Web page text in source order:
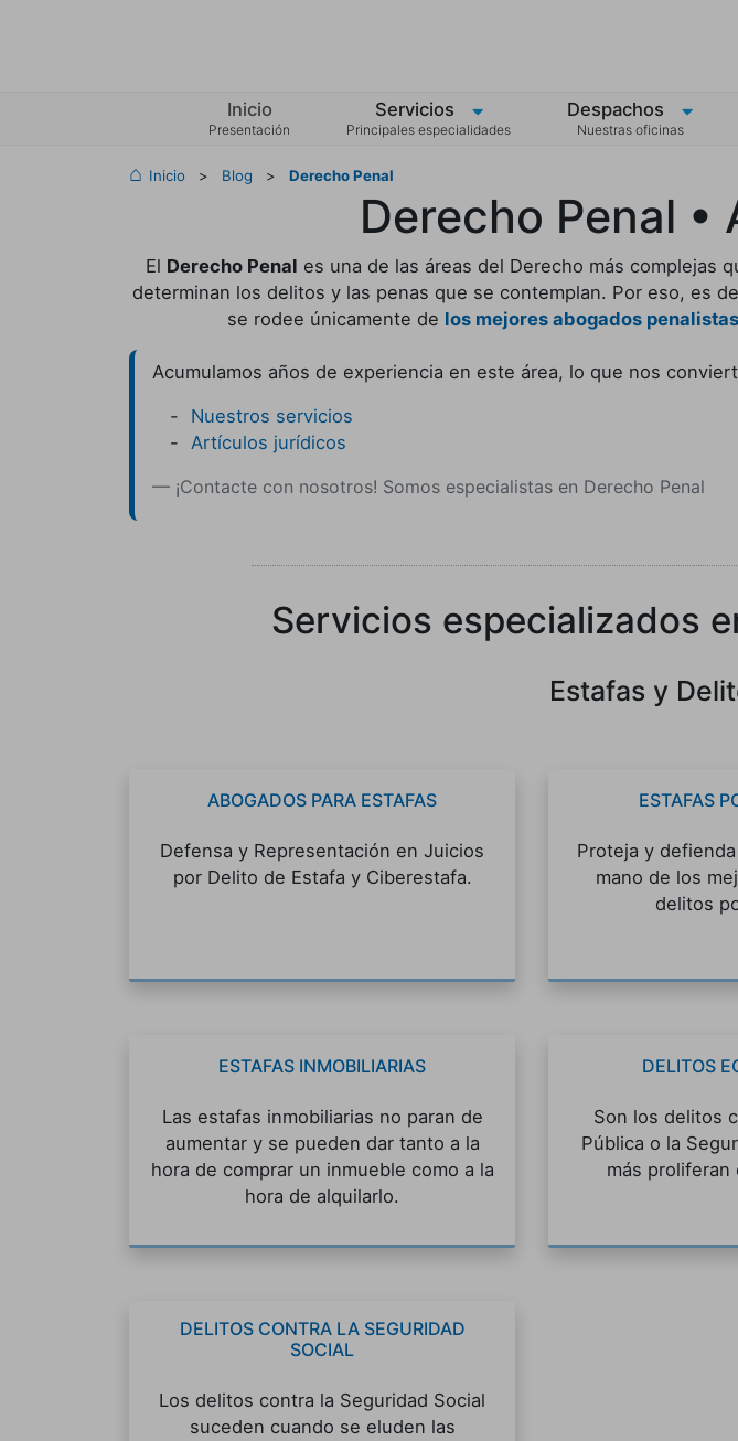
Inicio
Presentación
Servicios
Principales especialidades
Despachos
Nuestras oficinas
Inicio > Blog > Derecho Penal
Derecho Penal
El Derecho Penal es una de las áreas del Derecho más complejas
determinan los delitos y las penas que se contemplan. Por eso, es
se rodee únicamente de los mejores abogados penalistas
Acumulamos años de experiencia en este área, lo que nos
Nuestros servicios
Artículos jurídicos
¡Contacte con nosotros! Somos especialistas en Derecho Penal
Servicios especializados
Estafas y
ABOGADOS PARA ESTAFAS
Defensa y Representación en Juicios
por Delito de Estafa y Ciberestafa.
ESTAFAS
Proteja y
mano de los
delitos
ESTAFAS INMOBILIARIAS
Las estafas inmobiliarias no paran de
aumentar y se pueden dar tanto a la
hora de comprar un inmueble como a la
hora de alquilarlo.
DELITOS
Son los delitos
Pública o la
más proliferan
DELITOS CONTRA LA SEGURIDAD
SOCIAL
Los delitos contra la Seguridad Social
suceden cuando se eluden las